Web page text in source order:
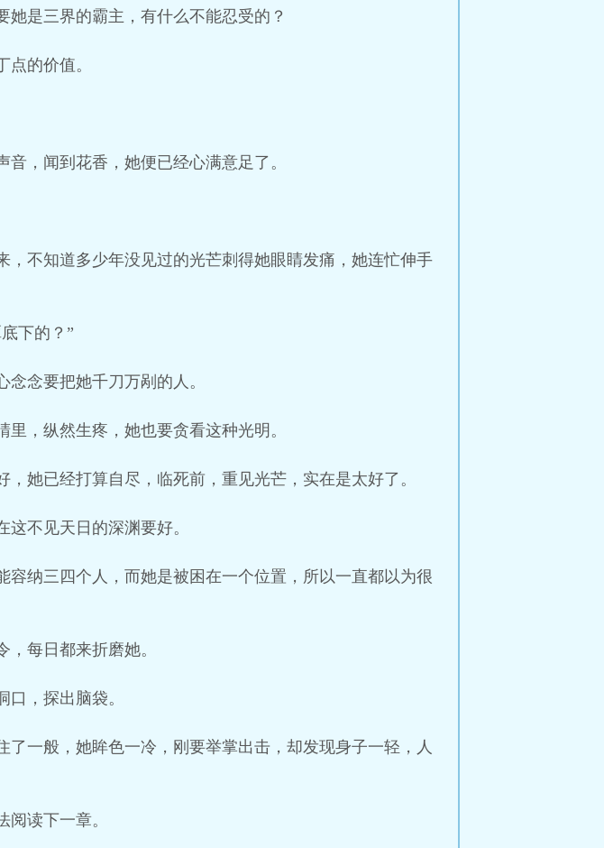
是三界的霸主，有什么不能忍受的？
的价值。
，闻到花香，她便已经心满意足了。
不知道多少年没见过的光芒刺得她眼睛发痛，她连忙伸手
下的？”
念要把她千刀万剐的人。
，纵然生疼，她也要贪看这种光明。
她已经打算自尽，临死前，重见光芒，实在是太好了。
不见天日的深渊要好。
纳三四个人，而她是被困在一个位置，所以一直都以为很
每日都来折磨她。
，探出脑袋。
一般，她眸色一冷，刚要举掌出击，却发现身子一轻，人
读下一章。